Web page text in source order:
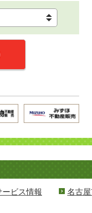
ビス情報 名古